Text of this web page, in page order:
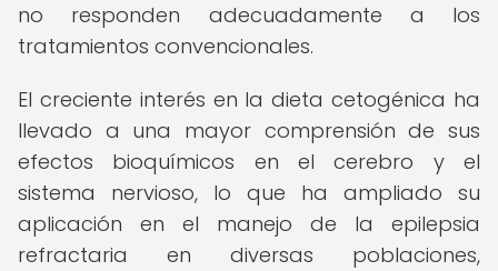
no responden adecuadamente a los
tratamientos convencionales.
El creciente interés en la dieta cetogénica ha
llevado a una mayor comprensión de sus
efectos bioquímicos en el cerebro y el
sistema nervioso, lo que ha ampliado su
aplicación en el manejo de la epilepsia
refractaria en diversas poblaciones,